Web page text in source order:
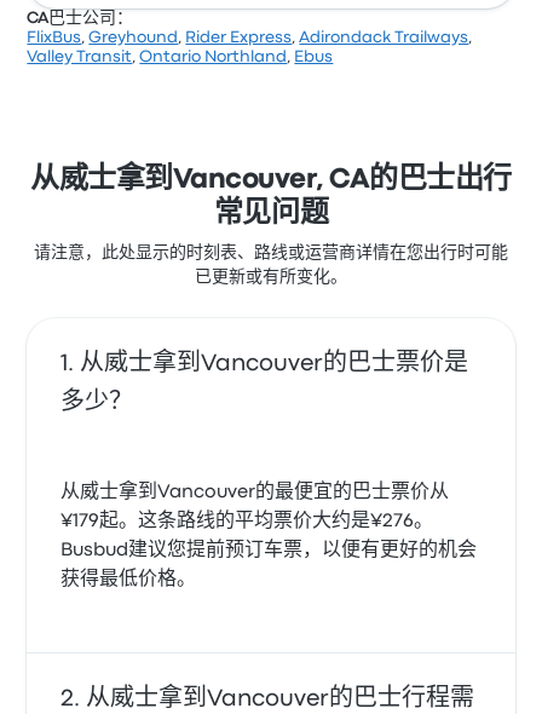
根据 85 条评论，Epic Rides 提供的本行程被评为 4.7 颗
CA巴士公司：
FlixBus,Greyhound , Rider Express,Adirondack Trailways,
Valley Transit,Ontario Northland , Ebus
从威士拿到Vancouver, CA的巴士出行
常见问题
请注意，此处显示的时刻表、路线或运营商详情在您出行时可能
已更新或有所变化。
从威士拿到Vancouver的巴士票价是
多少？
从威士拿到Vancouver的最便宜的巴士票价从
¥179起。这条路线的平均票价大约是¥276。
Busbud建议您提前预订车票，以便有更好的机会
获得最低价格。
从威士拿到Vancouver的巴士行程需